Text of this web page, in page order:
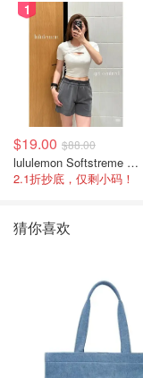
1
$19.00 $88.00
lululemon Softstreme 女士高腰短裤 10cm
2.1折抄底，仅剩小码！
猜你喜欢